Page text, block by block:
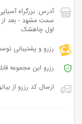
آدرس: بزرگراه
سمت مشهد - بعد از
اول چاهشک
رزرو و پشتیبانی
رزرو این مجموعه
ارسال کد رزرو از